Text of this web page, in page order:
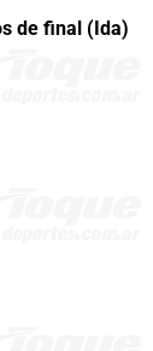
de final (Ida)